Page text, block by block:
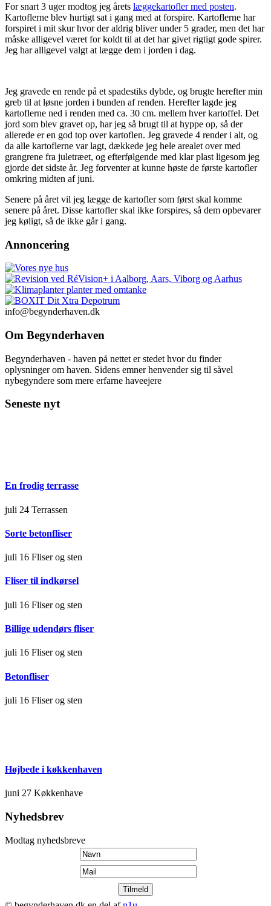
For snart 3 uger modtog jeg årets læggekartofler med posten.
Kartoflerne blev hurtigt sat i gang med at forspire. Kartoflerne har
forspiret i mit skur hvor der aldrig bliver under 5 grader, men det har
måske alligevel været for koldt til at det har givet rigtigt gode spirer.
Jeg har alligevel valgt at lægge dem i jorden i dag.
Jeg gravede en rende på et spadestiks dybde, og brugte herefter min
greb til at løsne jorden i bunden af renden. Herefter lagde jeg
kartoflerne ned i renden med ca. 30 cm. mellem hver kartoffel. Det
jord som blev gravet op, har jeg så brugt til at hyppe op, så der
allerede er en god top over kartoflen. Jeg gravede 4 render i alt, og
da alle kartoflerne var lagt, dækkede jeg hele arealet over med
grangrene fra juletræet, og efterfølgende med klar plast ligesom jeg
gjorde det sidste år. Jeg forventer at kunne høste de første kartofler
omkring midten af juni.
Senere på året vil jeg lægge de kartofler som først skal komme
senere på året. Disse kartofler skal ikke forspires, så dem opbevarer
jeg køligt, så de ikke går i gang.
Annoncering
info@begynderhaven.dk
Om Begynderhaven
Begynderhaven - haven på nettet er stedet hvor du finder
oplysninger om haven. Sidens emner henvender sig til såvel
nybegyndere som mere erfarne haveejere
Seneste nyt
En frodig terrasse
juli 24 Terrassen
Sorte betonfliser
juli 16 Fliser og sten
Fliser til indkørsel
juli 16 Fliser og sten
Billige udendørs fliser
juli 16 Fliser og sten
Betonfliser
juli 16 Fliser og sten
Højbede i køkkenhaven
juni 27 Køkkenhave
Nyhedsbrev
Modtag nyhedsbreve